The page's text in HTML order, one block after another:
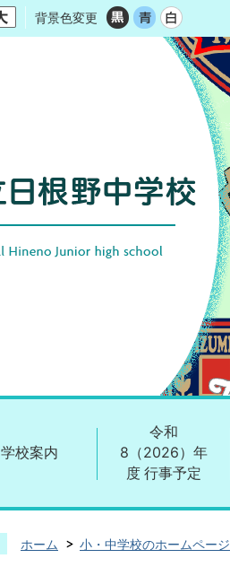
背景色変更
学校案内
令和
8（2026）年
度 行事予定
ホーム 小・中学校のホームページ